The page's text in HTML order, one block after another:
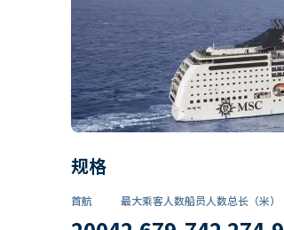
规格
首航 最大乘客人数船员人数总长（米）